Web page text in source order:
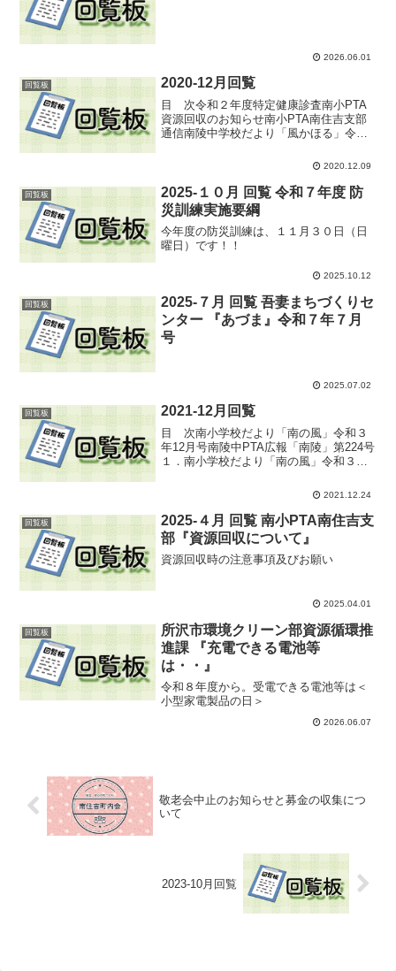
2026.06.01
回覧板 2020-12月回覧
目 次令和２年度特定健康診査南小PTA
資源回収のお知らせ南小PTA南住吉支部
通信南陵中学校だより「風かほる」令和
２年11月・12月１．令和２年度特定健康
お知らせ３．...
2020.12.09
回覧板
2025-１０月 回覧 令和７年度 防
災訓練実施要綱
今年度の防災訓練は、１１月３０日（日
曜日）です！！
2025.10.12
回覧板
2025-７月 回覧 吾妻まちづくりセ
ンター 『あづま』令和７年７月
号
2025.07.02
回覧板 2021-12月回覧
目 次南小学校だより「南の風」令和３
年12月号南陵中PTA広報「南陵」第224号
１．南小学校だより「南の風」令和３年
2021.12.24
回覧板
2025-４月 回覧 南小PTA南住吉支
部『資源回収について』
資源回収時の注意事項及びお願い
2025.04.01
回覧板
所沢市環境クリーン部資源循環推
進課 『充電できる電池等
は・・』
令和８年度から。受電できる電池等は＜
小型家電製品の日＞
2026.06.07
敬老会中止のお知らせと募金の収集につ
いて
2023-10月回覧